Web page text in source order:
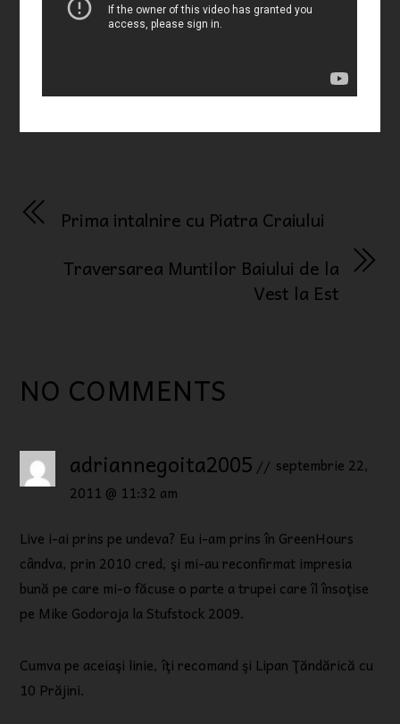
Prima intalnire cu Piatra Craiului
Traversarea Muntilor Baiului de la
Vest la Est
NO COMMENTS
adriannegoita2005
septembrie 22,
2011 @ 11:32 am
Live i-ai prins pe undeva? Eu i-am prins în GreenHours
cândva, prin 2010 cred, şi mi-au reconfirmat impresia
bună pe care mi-o făcuse o parte a trupei care îl însoţise
pe Mike Godoroja la Stufstock 2009.
Cumva pe aceiaşi linie, îţi recomand şi Lipan Ţăndărică cu
10 Prăjini.